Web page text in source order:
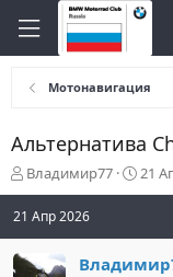
Мотонавигация
Альтернатива
А
в
т
т
Владимир77
Д
а
а
21
21 Апр 2026